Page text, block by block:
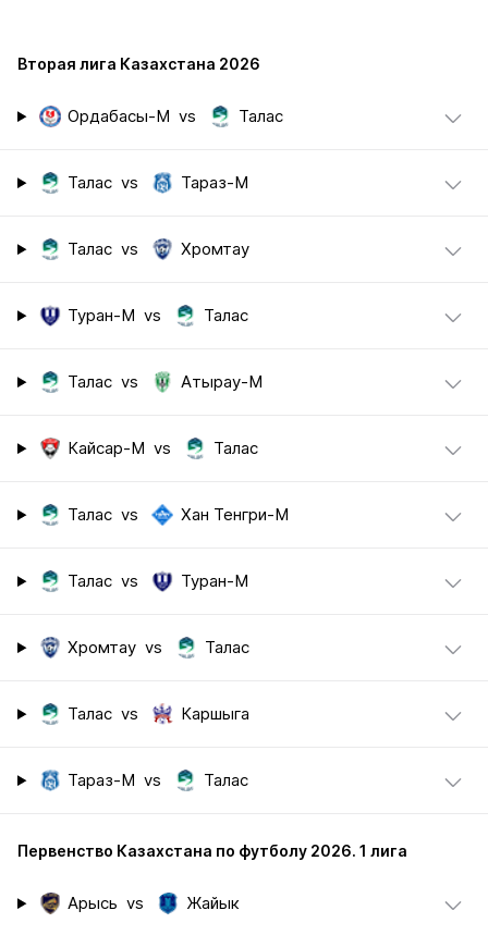
Вторая лига Казахстана 2026
Ордабасы-М vs Талас
Талас vs Тараз-М
Талас vs Хромтау
Туран-М vs Талас
Талас vs Атырау-М
Кайсар-М vs Талас
Талас vs Хан Тенгри-М
Талас vs Туран-М
Хромтау vs Талас
Талас vs Каршыга
Тараз-М vs Талас
Первенство Казахстана по футболу 2026. 1 лига
Арысь vs Жайык